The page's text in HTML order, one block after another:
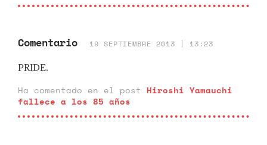
Comentario 19 SEPTIEMBRE 2013 | 13:23
PRIDE.
Ha comentado en el post Hiroshi Yamauchi
fallece a los 85 años